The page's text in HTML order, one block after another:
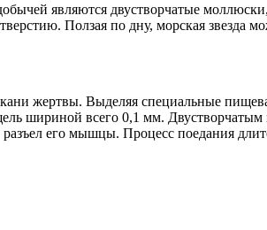
являются двустворчатые
Ползая по дну, морская звезда
жертвы. Выделяя специальные
шириной всего 0,1 мм.
его мышцы. Процесс поедания